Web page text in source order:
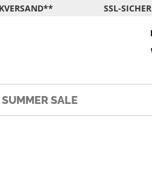
SSL-SICHER
SUMMER SALE